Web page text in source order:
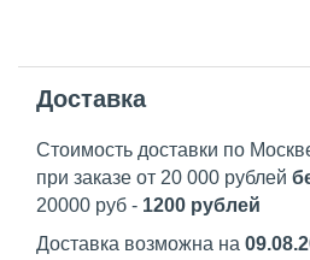
Доставка
Стоимость доставки по
при заказе от 20 000 рублей
20000 руб - 1200 рублей
Доставка возможна на